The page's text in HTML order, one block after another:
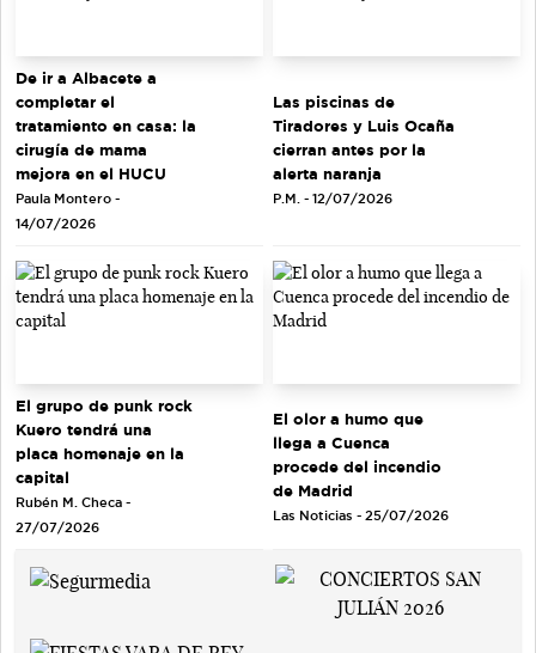
De ir a Albacete a
completar el
tratamiento en casa: la
cirugía de mama
mejora en el HUCU
Paula Montero -
14/07/2026
Las piscinas de
Tiradores y Luis Ocaña
cierran antes por la
alerta naranja
P.M. - 12/07/2026
El grupo de punk rock
Kuero tendrá una
placa homenaje en la
capital
Rubén M. Checa -
27/07/2026
El olor a humo que
llega a Cuenca
procede del incendio
de Madrid
Las Noticias - 25/07/2026